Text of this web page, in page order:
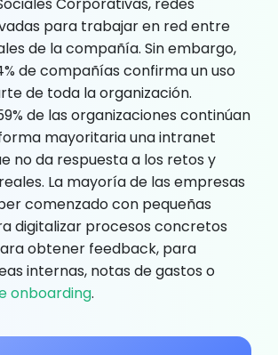
para trabajar en red entre
de la compañía. Sin embargo,
de compañías confirma un uso
de toda la organización.
de las organizaciones continúan
mayoritaria una intranet
no da respuesta a los retos y
La mayoría de las empresas
comenzado con pequeñas
digitalizar procesos concretos
obtener feedback, para
internas, notas de gastos o
onboarding.